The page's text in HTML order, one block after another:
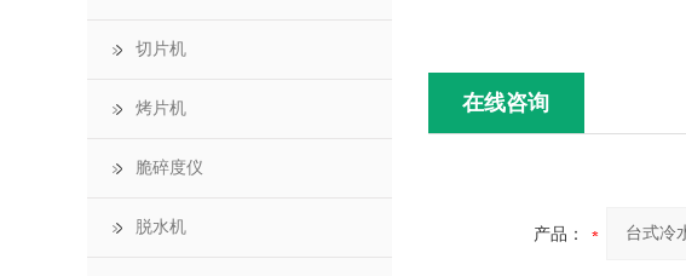
在线咨询
产品：
切片机
烤片机
脆碎度仪
脱水机